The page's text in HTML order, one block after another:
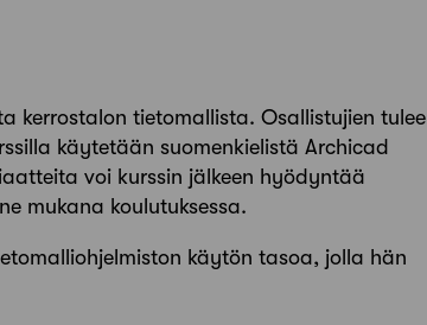
kerrostalon tietomallista. Osallistujien tulee
käytetään suomenkielistä Archicad
voi kurssin jälkeen hyödyntää
mukana koulutuksessa.
käytön tasoa, jolla hän